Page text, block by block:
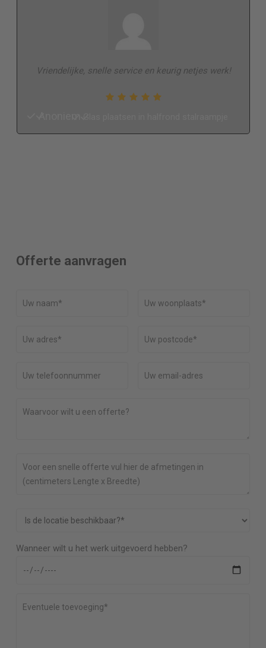
Vriendelijke, snelle service en keurig netjes werk!
Offerte aanvragen
Wanneer wilt u het werk uitgevoerd hebben?